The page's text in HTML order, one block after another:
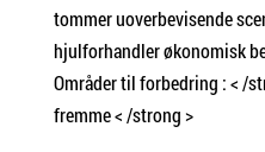
tommer uoverbevisende
hjulforhandler økonomisk
Områder til forbedring : < /
fremme < /strong >